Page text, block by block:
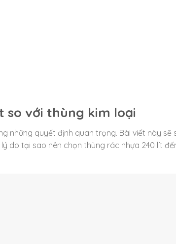
so với thùng kim loại
những quyết định quan trọng. Bài viết này sẽ
do tại sao nên chọn thùng rác nhựa 240 lít